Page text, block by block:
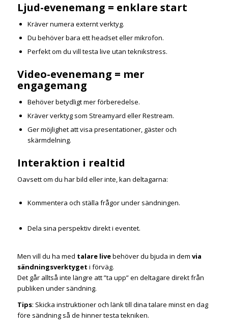
Ljud-evenemang = enklare start
Kräver numera externt verktyg.
Du behöver bara ett headset eller mikrofon.
Perfekt om du vill testa live utan teknikstress.
Video-evenemang = mer
engagemang
Behöver betydligt mer förberedelse.
Kräver verktyg som Streamyard eller Restream.
Ger möjlighet att visa presentationer, gäster och
skärmdelning.
Interaktion i realtid
Oavsett om du har bild eller inte, kan deltagarna:
Kommentera och ställa frågor under sändningen.
Dela sina perspektiv direkt i eventet.
Men vill du ha med talare livebehöver du bjuda in dem via
sändningsverktyget i förväg.
Det går alltså inte längre att ”ta upp” en deltagare direkt från
publiken under sändning.
Tips: Skicka instruktioner och länk till dina talare minst en dag
före sändning så de hinner testa tekniken.